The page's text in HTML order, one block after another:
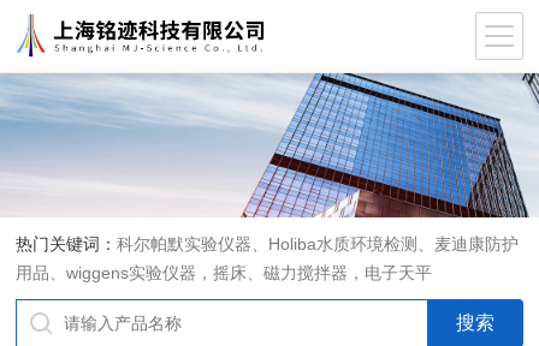
热门关键词：科尔帕默实验仪器、Holiba水质环境检测、麦迪康防护
用品、wiggens实验仪器，摇床、磁力搅拌器，电子天平